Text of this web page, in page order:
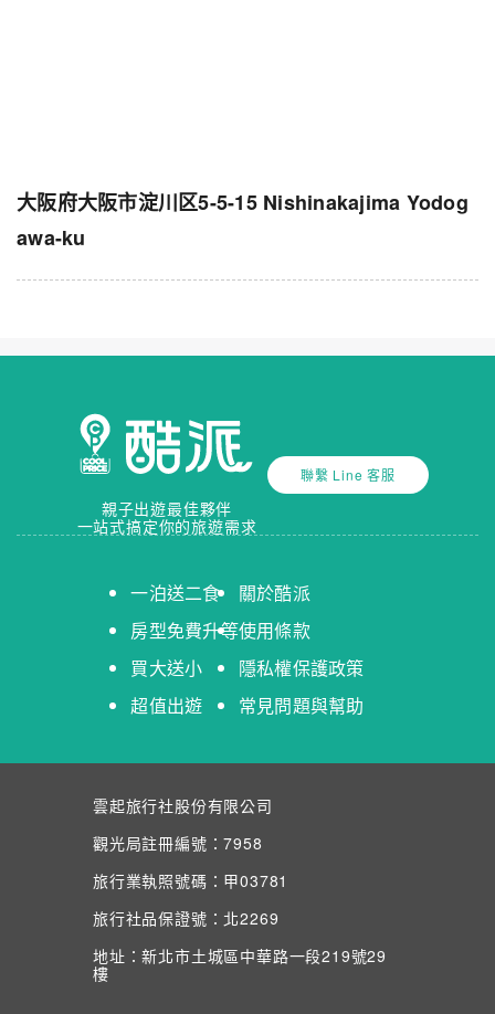
大阪府大阪市淀川区5-5-15 Nishinakajima Yodog
awa-ku
親子出遊最佳夥伴
一站式搞定你的旅遊需求
聯繫 Line 客服
一泊送二食
房型免費升等
買大送小
超值出遊
關於酷派
使用條款
隱私權保護政策
常見問題與幫助
雲起旅行社股份有限公司
觀光局註冊編號：7958
旅行業執照號碼：甲03781
旅行社品保證號：北2269
地址：新北市土城區中華路一段219號29
樓